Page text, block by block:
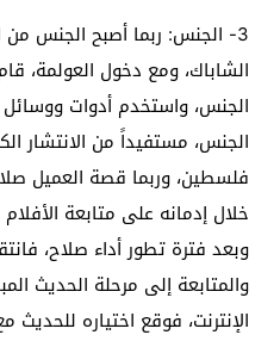
3- الجنس: ربما أصبح الجنس
الشاباك، ومع دخول العولمة،
الجنس، واستخدم أدوات
الجنس، مستفيداً من الانتشار
فلسطين، وربما قصة العميل
خلال إدمانه على متابعة
وبعد فترة تطور أداء صلاح،
والمتابعة إلى مرحلة الحديث
الإنترنت، فوقع اختياره